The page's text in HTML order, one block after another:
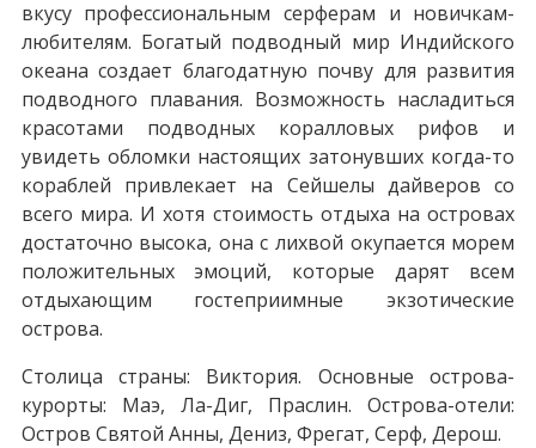
вкусу профессиональным серферам и новичкам-
любителям. Богатый подводный мир Индийского
океана создает благодатную почву для развития
подводного плавания. Возможность насладиться
красотами подводных коралловых рифов и
увидеть обломки настоящих затонувших когда-то
кораблей привлекает на Сейшелы дайверов со
всего мира. И хотя стоимость отдыха на островах
достаточно высока, она с лихвой окупается морем
положительных эмоций, которые дарят всем
отдыхающим гостеприимные экзотические
острова.
Столица страны: Виктория. Основные острова-
курорты: Маэ, Ла-Диг, Праслин. Острова-отели:
Остров Святой Анны, Дениз, Фрегат, Серф, Дерош.